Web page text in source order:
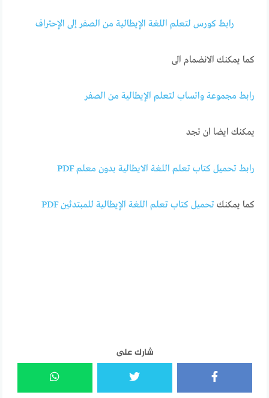
رابط كورس لتعلم اللغة الإيطالية من الصفر إلى الإحتراف
كما يمكنك الانضمام الى
رابط مجموعة واتساب لتعلم الإيطالية من الصفر
يمكنك ايضا ان تجد
رابط تحميل كتاب تعلم اللغة الايطالية بدون معلم PDF
كما يمكنكتحميل كتاب تعلم اللغة الإيطالية للمبتدئين PDF
شارك على